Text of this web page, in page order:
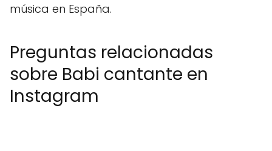
música en España.
Preguntas relacionadas
sobre Babi cantante en
Instagram